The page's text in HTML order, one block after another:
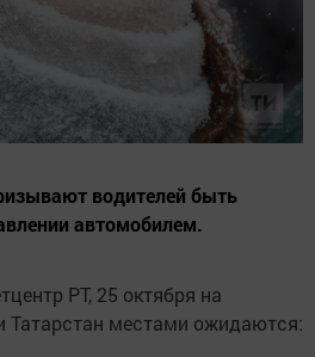
водителей быть
автомобилем.
РТ, 25 октября на
Татарстан местами ожидаются: